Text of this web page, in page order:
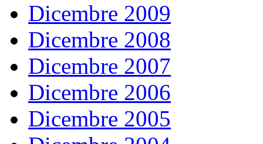
Dicembre 2009
Dicembre 2008
Dicembre 2007
Dicembre 2006
Dicembre 2005